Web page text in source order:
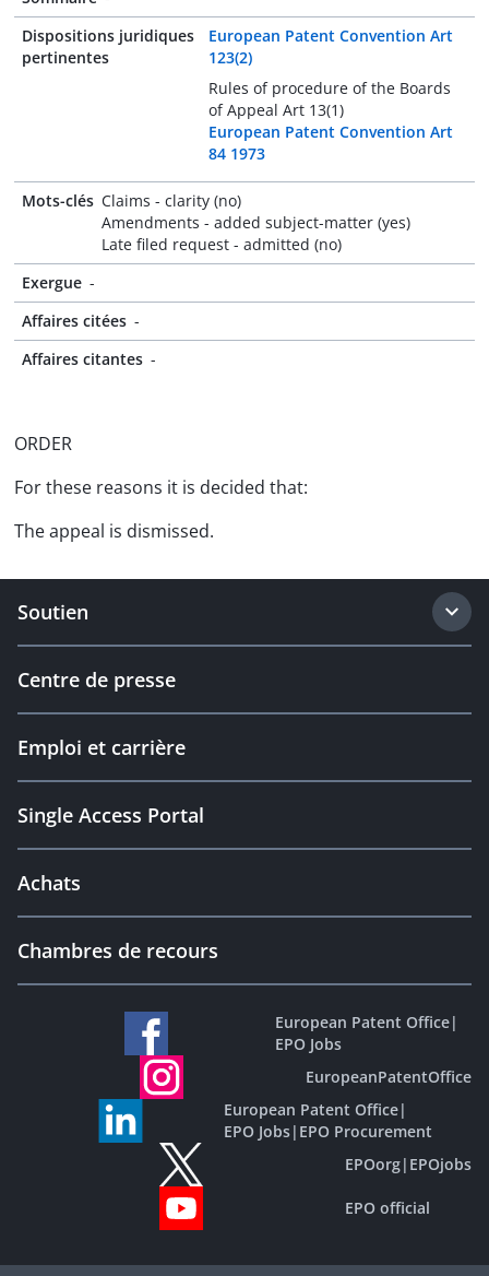
Dispositions juridiques
pertinentes
European Patent Convention Art
123(2)
Rules of procedure of the Boards
of Appeal Art 13(1)
European Patent Convention Art
84 1973
Mots-clés Claims - clarity (no)
Amendments - added subject-matter (yes)
Late filed request - admitted (no)
Exergue -
Affaires citées -
Affaires citantes -
ORDER
For these reasons it is decided that:
The appeal is dismissed.
Soutien
Centre de presse
Emploi et carrière
Single Access Portal
Achats
Chambres de recours
European Patent Office|
EPO Jobs
EuropeanPatentOffice
European Patent Office|
EPO Jobs| EPO Procurement
EPOorg| EPOjobs
EPO official